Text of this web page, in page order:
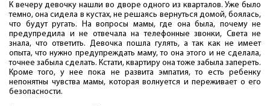
К вечеру девочку нашли во дворе одного из кварталов. Уже было
темно, она сидела в кустах, не решаясь вернуться домой, боялась,
что будут ругать. На вопросы мамы, где она была, почему не
предупредила и не отвечала на телефонные звонки, Света не
знала, что ответить. Девочка пошла гулять, а так как не имеет
опыта, что нужно предупреждать маму, то она этого и не сделала,
точнее забыла сделать. Кстати, квартиру она тоже забыла запереть.
Кроме того, у нее пока не развита эмпатия, то есть ребенку
непонятны чувства мамы, которая волнуется и переживает о его
безопасности.